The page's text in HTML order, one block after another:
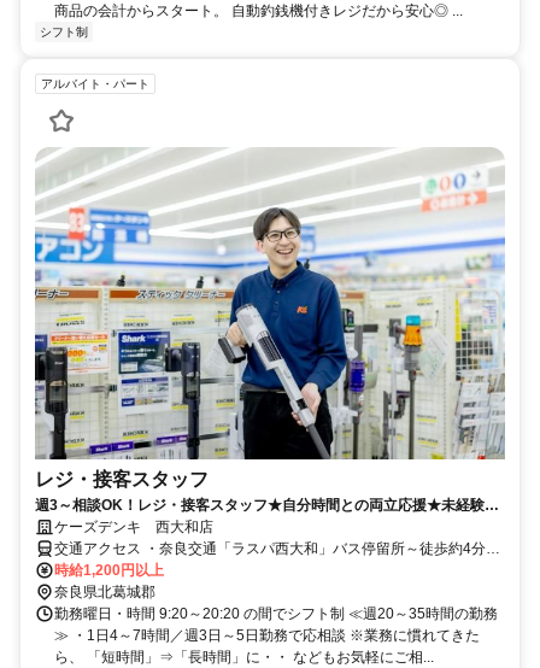
商品の会計からスタート。 自動釣銭機付きレジだから安心◎ ...
シフト制
アルバイト・パート
レジ・接客スタッフ
週3～相談OK！レジ・接客スタッフ★自分時間との両立応援★未経験ス
タート多数／大好評社割アリ♪
ケーズデンキ 西大和店
交通アクセス ・奈良交通「ラスパ西大和」バス停留所～徒歩約4分
≪JR「王寺」駅南口 バスロータリー2番から 奈良交通16系統「服部
記念病院行き」に乗車～約15分≫ ≪近鉄「五位堂」駅 バスロータリ
ー2番から 奈良交通17系統「王寺駅行き」に乗車～約15分≫
時給1,200円以上
奈良県北葛城郡
勤務曜日・時間 9:20～20:20 の間でシフト制 ≪週20～35時間の勤務
≫ ・1日4～7時間／週3日～5日勤務で応相談 ※業務に慣れてきた
ら、 「短時間」⇒「長時間」に・・ などもお気軽にご相...